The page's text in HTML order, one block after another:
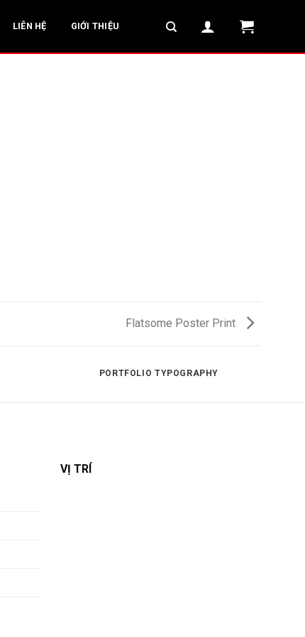
LIÊN HỆ GIỚI THIỆU
Flatsome Poster Print
PORTFOLIO TYPOGRAPHY
VỊ TRÍ